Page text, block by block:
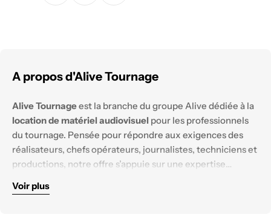
A propos d'Alive Tournage
Alive Tournageest la branche du groupe Alive dédiée à la
location de matériel audiovisuel pour les professionnels
du tournage. Pensée pour répondre aux exigences des
réalisateurs, chefs opérateurs, journalistes, techniciens et
productions, notre offre s’appuie sur une expertise
renouvelé.
Nous mettons à disposition des équipements
Voir plus